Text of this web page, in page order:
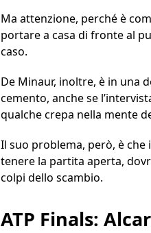
Ma attenzione, perché è
portare a casa di fronte al
caso.
De Minaur, inoltre, è in una
cemento, anche se
qualche crepa nella mente
Il suo problema, però, è
tenere la partita aperta,
colpi dello scambio.
ATP Finals: